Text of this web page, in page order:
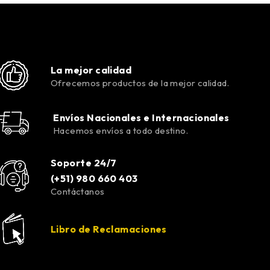
La mejor calidad
Ofrecemos productos de la mejor calidad.
Envíos Nacionales e Internacionales
Hacemos envíos a todo destino.
Soporte 24/7
(+51) 980 660 403
Contáctanos
Libro de Reclamaciones